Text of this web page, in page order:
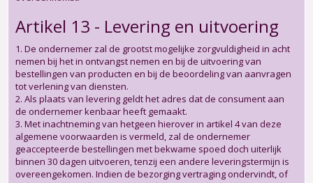
Artikel 13 - Levering en uitvoering
1. De ondernemer zal de grootst mogelijke zorgvuldigheid in acht
nemen bij het in ontvangst nemen en bij de uitvoering van
bestellingen van producten en bij de beoordeling van aanvragen
tot verlening van diensten.
2. Als plaats van levering geldt het adres dat de consument aan
de ondernemer kenbaar heeft gemaakt.
3. Met inachtneming van hetgeen hierover in artikel 4 van deze
algemene voorwaarden is vermeld, zal de ondernemer
geaccepteerde bestellingen met bekwame spoed doch uiterlijk
binnen 30 dagen uitvoeren, tenzij een andere leveringstermijn is
overeengekomen. Indien de bezorging vertraging ondervindt, of